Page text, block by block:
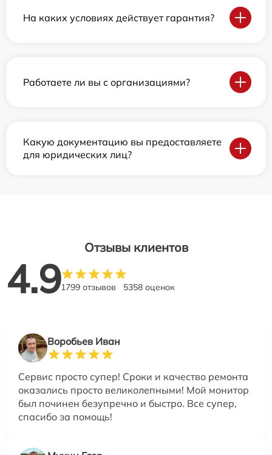
На каких условиях действует гарантия?
Работаете ли вы с организациями?
Какую документацию вы предоставляете
для юридических лиц?
Отзывы клиентов
4.91799 отзывов 5358 оценок
Воробьев Иван
Сервис просто супер! Сроки и качество ремонта
оказались просто великолепными! Мой монитор
был починен безупречно и быстро. Все супер,
спасибо за помощь!